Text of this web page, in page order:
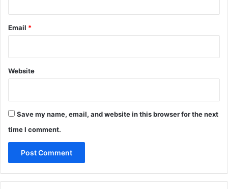
Email *
Website
Save my name, email, and website in this browser for the next
time I comment.